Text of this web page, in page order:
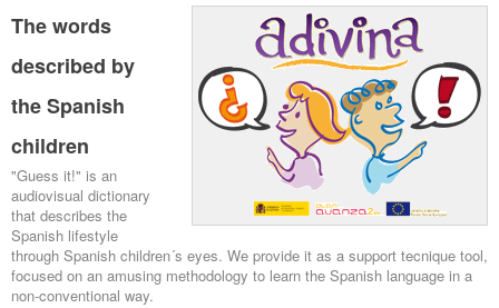
The words
described by
the Spanish
children
"Guess it!" is an
audiovisual dictionary
that describes the
Spanish lifestyle
through Spanish children´s eyes. We provide it as a support tecnique tool,
focused on an amusing methodology to learn the Spanish language in a
non-conventional way.